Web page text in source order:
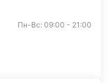
Пн-Вс: 09:00 - 21:00